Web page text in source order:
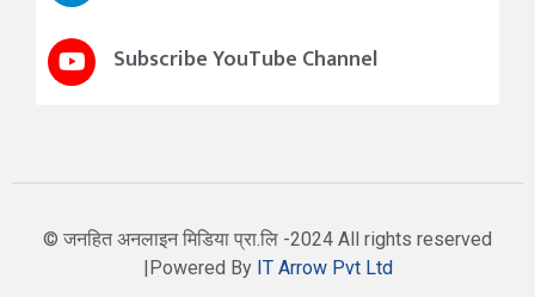
Subscribe YouTube Channel
© जनहित अनलाइन मिडिया प्रा.लि -2024 All rights reserved
|Powered By IT Arrow Pvt Ltd